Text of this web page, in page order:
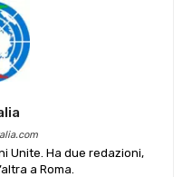
Unite. Ha due redazioni,
a Roma.